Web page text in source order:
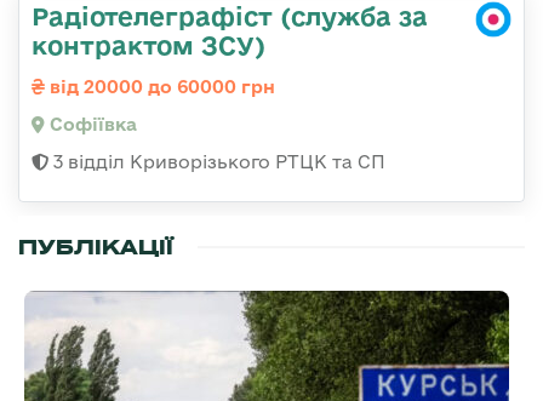
Радіотелеграфіст (служба за
контрактом ЗСУ)
від 20000 до 60000 грн
Софіївка
3 відділ Криворізького РТЦК та СП
ПУБЛІКАЦІЇ